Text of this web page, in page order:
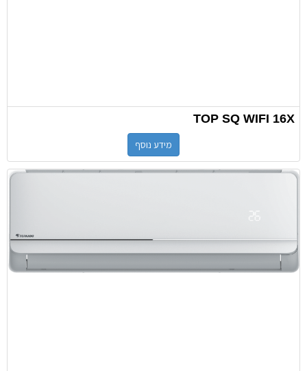
TOP SQ WIFI 16X
מידע נוסף